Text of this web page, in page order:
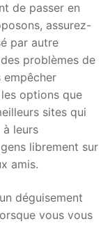
de passer en
assurez-
par autre
problèmes de
empêcher
options que
sites qui
leurs
librement sur
amis.
déguisement
vous vous